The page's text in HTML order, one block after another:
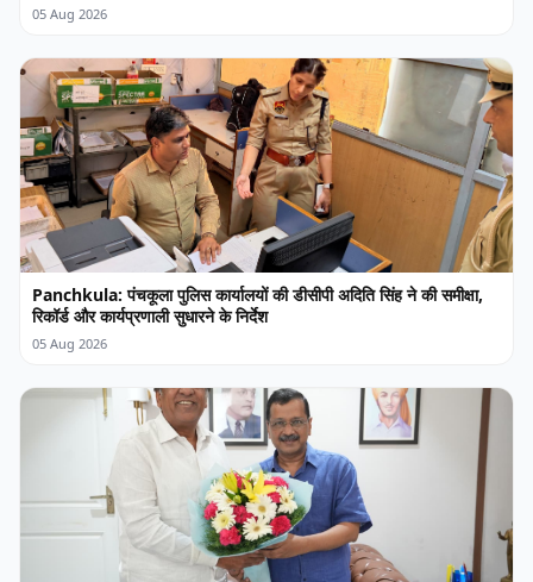
05 Aug 2026
Panchkula: पंचकूला पुलिस कार्यालयों की डीसीपी अदिति सिंह ने की समीक्षा,
रिकॉर्ड और कार्यप्रणाली सुधारने के निर्देश
05 Aug 2026